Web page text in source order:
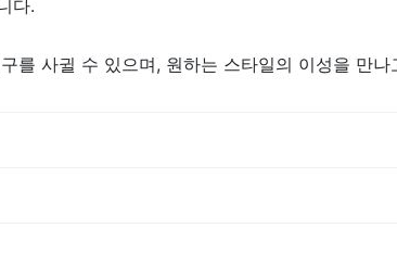
다.
를 사귈 수 있으며, 원하는 스타일의 이성을 만